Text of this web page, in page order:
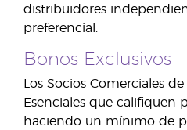
distribuidores
preferencial.
Bonos Exclusivos
Los Socios Comerciales
Esenciales que califiquen
haciendo un mínimo de